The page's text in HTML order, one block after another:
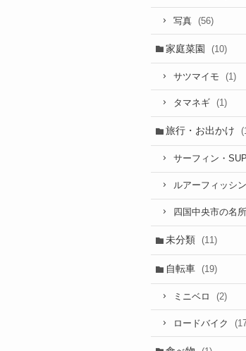
写真 (56)
家庭菜園 (10)
サツマイモ (1)
タマネギ (1)
旅行・お出かけ
サーフィン・SUP
ルアーフィッシ
四国中央市の名所
未分類 (11)
自転車 (19)
ミニベロ (2)
ロードバイク